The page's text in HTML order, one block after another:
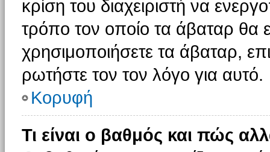
κρίση του διαχειριστή να
τρόπο τον οποίο τα άβαταρ θα
χρησιμοποιήσετε τα άβαταρ,
ρωτήστε τον τον λόγο για αυτό.
Κορυφή
Τι είναι ο βαθμός και πώς